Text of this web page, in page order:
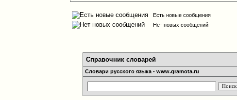
Есть новые сообщения
Нет новых сообщений
Справочник словарей
Словари русского языка - www.gramota.ru